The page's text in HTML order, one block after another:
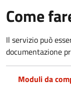
Come
Il servizio può
documentazione
Moduli da